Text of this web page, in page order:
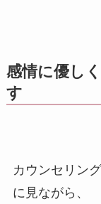
感情に優し
す
カウンセリン
に見ながら、